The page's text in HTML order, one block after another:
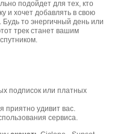
подойдет для тех, кто
и хочет добавлять в свою
то энергичный день или
трек станет вашим
подписок или платных
приятно удивит вас.
сервиса.